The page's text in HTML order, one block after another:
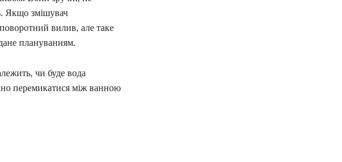
Якщо змішувач
вилив, але таке
плануванням.
чи буде вода
перемикатися між ванною